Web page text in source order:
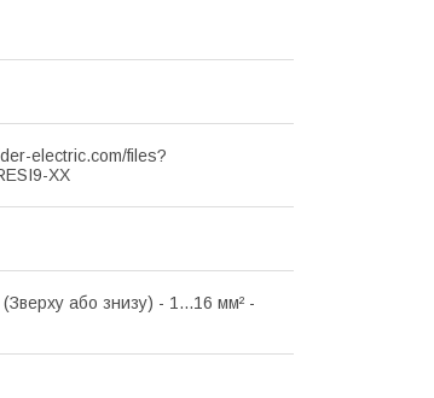
electric.com/files?
XX
або знизу) - 1...16 мм² -